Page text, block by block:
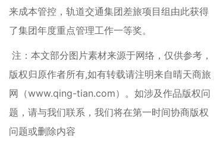
来成本管控， 轨道交通集团差旅项目组由此获得
了集团年度重点管理工作一等奖。
注：本文部分图片素材来源于网络，仅供参考，
版权归原作者所有,如有转载请注明来自晴天商旅
网（www.qing-tian.com）。如涉及作品版权问
题，请与我们联系，我们将在第一时间协商版权
问题或删除内容